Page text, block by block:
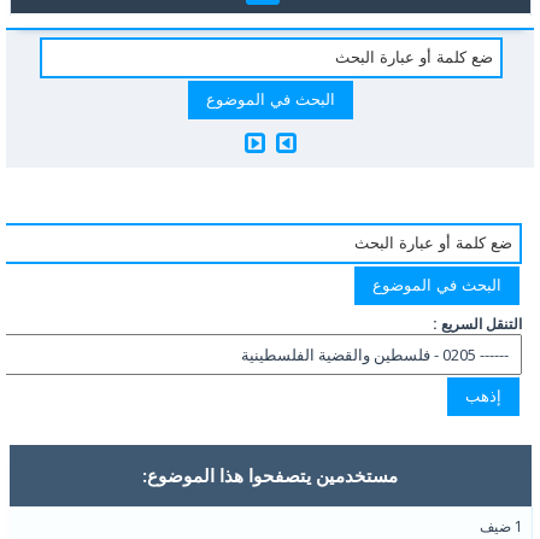
التنقل السريع :
مستخدمين يتصفحوا هذا الموضوع: